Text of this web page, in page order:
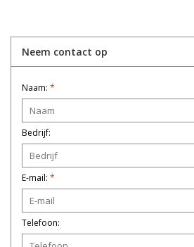
Neem contact op
Naam: *
Bedrijf:
E-mail: *
Telefoon: